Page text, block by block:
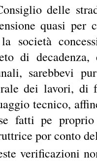
delle
quasi per
società
di
sarebbevi
dei lavori, di
tecnico,
fatti pe
por conto
verificazioni